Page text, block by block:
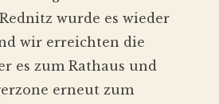
wurde es wieder
wir erreichten die
es zum Rathaus und
erneut zum